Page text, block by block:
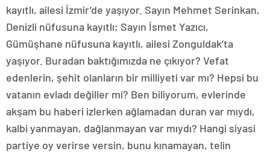
kayıtlı, ailesi İzmir’de yaşıyor. Sayın Mehmet Serinkan,
Denizli nüfusuna kayıtlı; Sayın İsmet Yazıcı,
Gümüşhane nüfusuna kayıtlı, ailesi Zonguldak’ta
yaşıyor. Buradan baktığımızda ne çıkıyor? Vefat
edenlerin, şehit olanların bir milliyeti var mı? Hepsi bu
vatanın evladı değiller mi? Ben biliyorum, evlerinde
akşam bu haberi izlerken ağlamadan duran var mıydı,
kalbi yanmayan, dağlanmayan var mıydı? Hangi siyasi
partiye oy verirse versin, bunu kınamayan, telin